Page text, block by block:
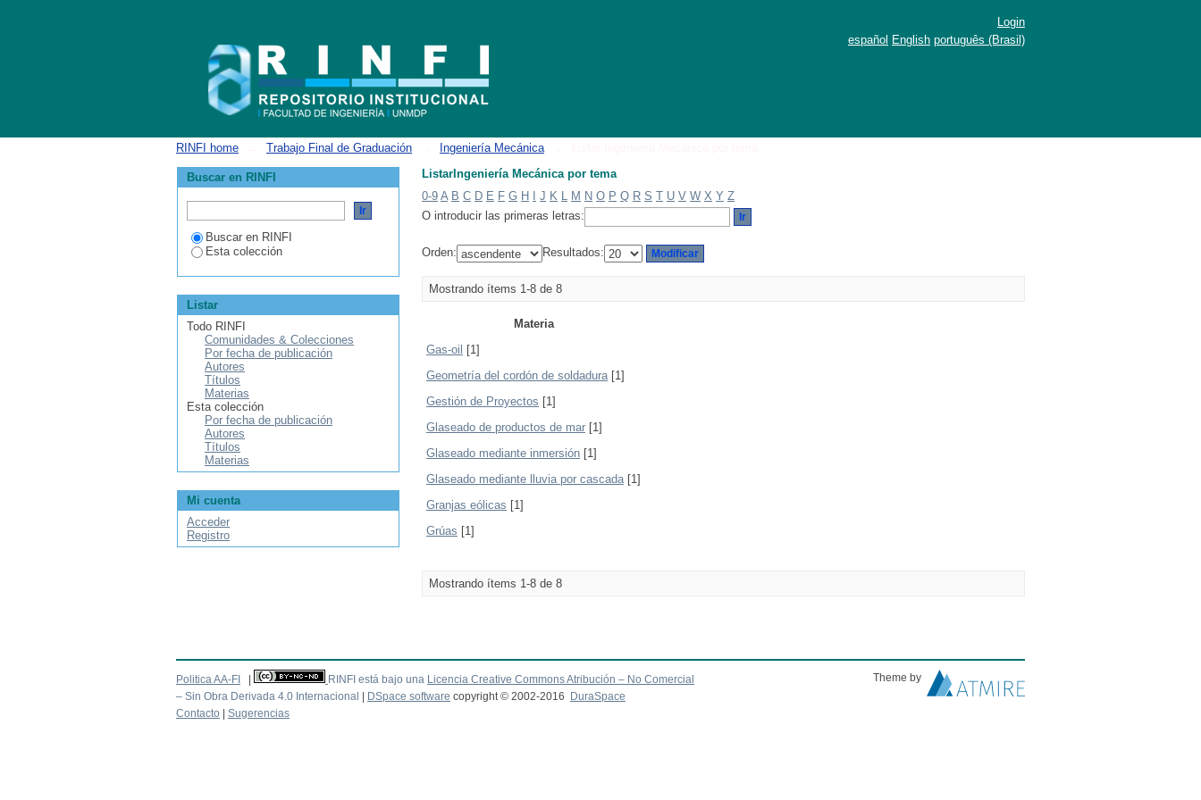
Login
español English português (Brasil)
RINFI home Trabajo Final de Graduación Ingeniería Mecánica
ListarIngeniería Mecánica por tema
0-9 A B C D E F G H J K L M N O P Q R S T U V W X Y Z
O introducir las primeras letras:
Orden: Resultados:
Mostrando ítems 1-8 de 8
Materia
Gas-oil
[1]
Geometría del cordón de soldadura[1]
Gestión de Proyectos [1]
Glaseado de productos de mar [1]
Glaseado mediante inmersión [1]
Glaseado mediante lluvia por cascada[1]
Granjas eólicas [1]
Grúas [1]
Mostrando ítems 1-8 de 8
Buscar en RINFI
Buscar en RINFI
Esta colección
Listar
Todo RINFI
Comunidades & Colecciones
Por fecha de publicación
Autores
Títulos
Materias
Esta colección
Por fecha de publicación
Autores
Títulos
Materias
Mi cuenta
Acceder
Registro
Politica AA-FI RINFI está bajo una Licencia Creative Commons Atribución – No Comercial
– Sin Obra Derivada 4.0 Internacional
DSpace software copyright © 2002-2016 DuraSpace
Theme by
Contacto Sugerencias